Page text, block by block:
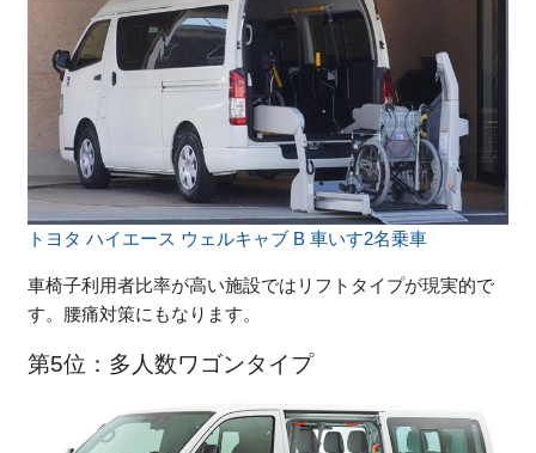
トヨタ ハイエース ウェルキャブ B 車いす2名乗車
車椅子利用者比率が高い施設ではリフトタイプが現実的で
す。腰痛対策にもなります。
第5位：多人数ワゴンタイプ